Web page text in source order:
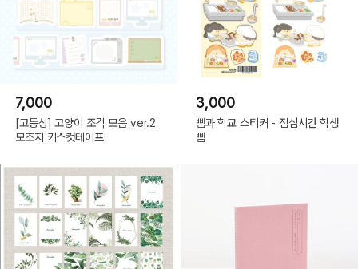
7,000
[고동상] 고양이 조각 모음 ver.2
모조지 키스컷테이프
3,000
삠과 학교 스티커 - 점심시간 학생
삠